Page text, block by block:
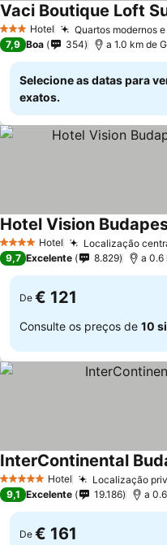
3 EstrelasHotel Quartos modernos
Vaci Boutique Loft
7,9 Boa 354 a 1.0 km de
Selecione as datas para
exatos.
4 EstrelasHotel Localização
Hotel Vision
9,7 Excelente 8.829 a 0.6
De € 121
Consulte os preços de 10
5 Estrelas Hotel Localização
InterContinental
9,1 Excelente 19.186 a
De € 161